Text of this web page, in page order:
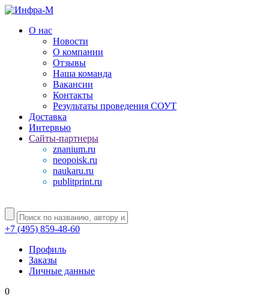
О нас
Новости
О компании
Отзывы
Наша команда
Вакансии
Контакты
Результаты проведения СОУТ
Доставка
Интервью
Сайты-партнеры
znanium.ru
neopoisk.ru
naukaru.ru
publitprint.ru
+7 (495) 859-48-60
Профиль
Заказы
Личные данные
0